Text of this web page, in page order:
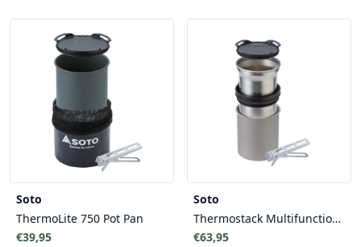
Soto
ThermoLite 750 Pot Pan
€39,95
Soto
Thermostack Multifunctionele Pan / Mok
€63,95